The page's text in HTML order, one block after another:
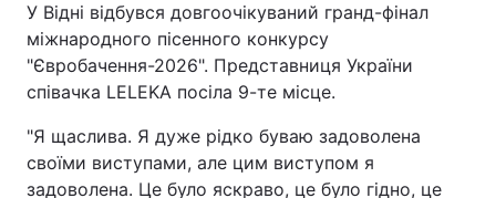
Головна Війна
Економіка Світ
У Відні відбувся довгоочікуваний гранд-фінал
міжнародного пісенного конкурсу
"Євробачення-2026". Представниця України
співачка LELEKA посіла 9-те місце.
"Я щаслива. Я дуже рідко буваю задоволена
своїми виступами, але цим виступом я
задоволена. Це було яскраво, це було гідно, це